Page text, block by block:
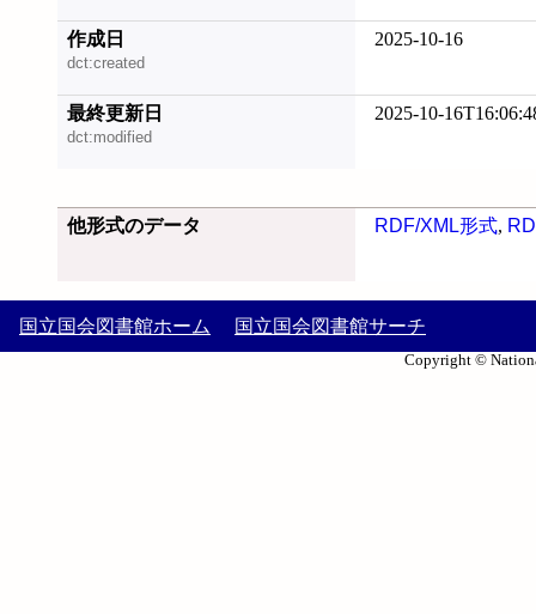
作成日
dct:created
2025-10-16
最終更新日
dct:modified
2025-10-
他形式のデータ RDF/XML形式,
国立国会図書館ホーム 国立国会図書館サーチ
Copyright ©